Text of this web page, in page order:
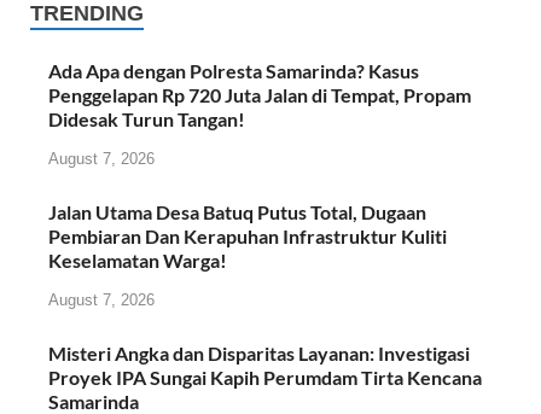
TRENDING
Ada Apa dengan Polresta Samarinda? Kasus
Penggelapan Rp 720 Juta Jalan di Tempat, Propam
Didesak Turun Tangan!
August 7, 2026
Jalan Utama Desa Batuq Putus Total, Dugaan
Pembiaran Dan Kerapuhan Infrastruktur Kuliti
Keselamatan Warga!
August 7, 2026
Misteri Angka dan Disparitas Layanan: Investigasi
Proyek IPA Sungai Kapih Perumdam Tirta Kencana
Samarinda